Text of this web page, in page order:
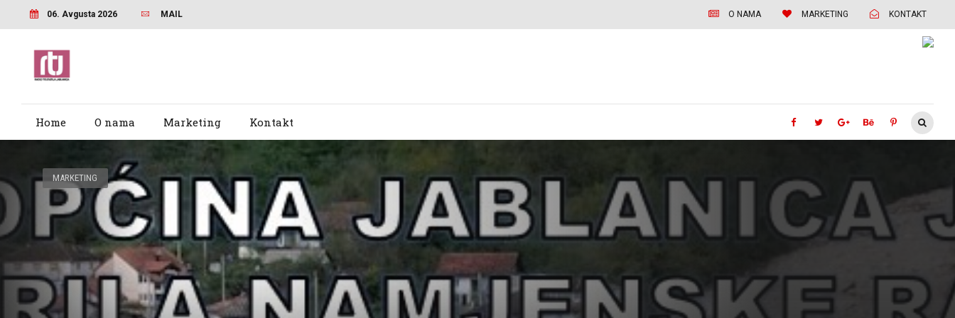
06. Avgusta 2026 MAIL O NAMA MARKETING KONTAKT
Home O nama Marketing Kontakt
MARKETING